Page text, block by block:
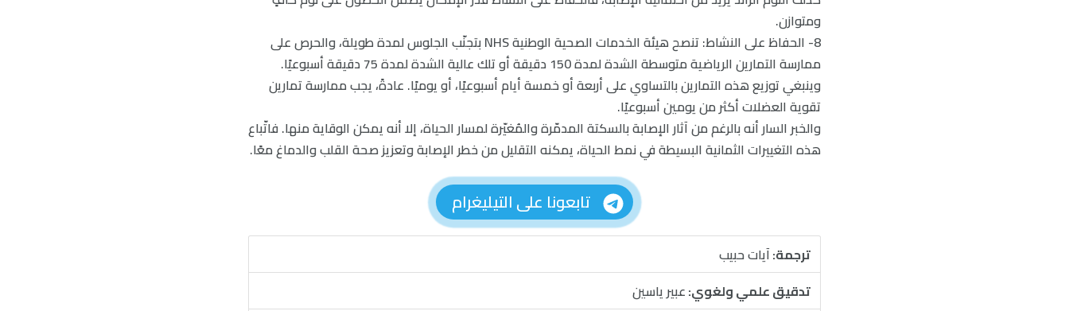
ومتوازن.
8- الحفاظ على النشاط: تنصح هيئة الخدمات الصحية الوطنية NHS بتجنّب الجلوس لمدة طويلة، والحرص على
ممارسة التمارين الرياضية متوسطة الشدة لمدة 150 دقيقة أو تلك عالية الشدة لمدة 75 دقيقة أسبوعيًا.
وينبغي توزيع هذه التمارين بالتساوي على أربعة أو خمسة أيام أسبوعيًا، أو يوميًا. عادةً، يجب ممارسة تمارين
تقوية العضلات أكثر من يومين أسبوعيًا.
والخبر السار أنه بالرغم من آثار الإصابة بالسكتة المدمّرة والمُغيّرة لمسار الحياة، إلا أنه يمكن الوقاية منها. فاتّباع
هذه التغييرات الثمانية البسيطة في نمط الحياة، يمكنه التقليل من خطر الإصابة وتعزيز صحة القلب والدماغ معًا.
تابعونا على التيليغرام
ترجمة:آيات حبيب
تدقيق علمي ولغوي:عبير ياسين